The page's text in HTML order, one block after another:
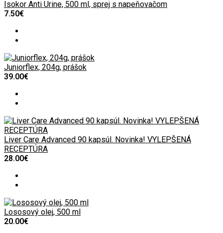
Isokor Anti Urine, 500 ml, sprej s napeňovačom
7.50€
Juniorflex, 204g, prášok
39.00€
Liver Care Advanced 90 kapsúl. Novinka! VYLEPŠENÁ
RECEPTÚRA
28.00€
Lososový olej, 500 ml
20.00€